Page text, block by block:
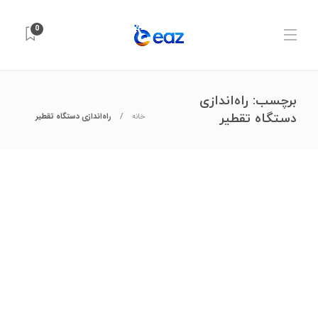
0
برچسب: راه‌اندازی
دستگاه تقطیر
خانه راه‌اندازی دستگاه تقطیر